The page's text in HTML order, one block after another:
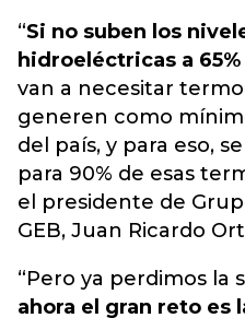
“Si no suben los
hidroeléctricas a
van a necesitar
generen como
del país, y para eso,
para 90% de esas
el presidente de
GEB, Juan Ricardo
“Pero ya perdimos la
ahora el gran reto es